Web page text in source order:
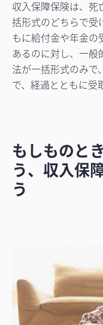
収入保障保険は、死
括形式のどちらで受
もに給付金や年金の
あるのに対し、一
法が一括形式のみで
で、経過とともに受
もしものと
う、収入保
う